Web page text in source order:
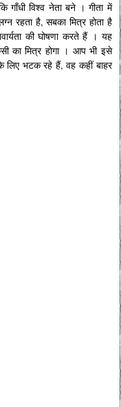
गाँधी विश्व नेता बने । गीता में
रहता है, सबका मित्र होता है
की घोषणा करते हैं । यह
का मित्र होगा । आप भी इसे
भटक रहे हैं, वह कहीं बाहर